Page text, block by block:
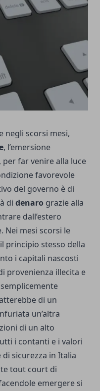
negli scorsi mesi,
, l’emersione
far venire alla luce
favorevole
del governo è di
di denaro grazie alla
dall’estero
Nei mesi scorsi le
principio stesso della
i capitali nascosti
provenienza illecita e
di un
un’altra
di un alto
i contanti e i valori
sicurezza in Italia
tout court di
emergere si